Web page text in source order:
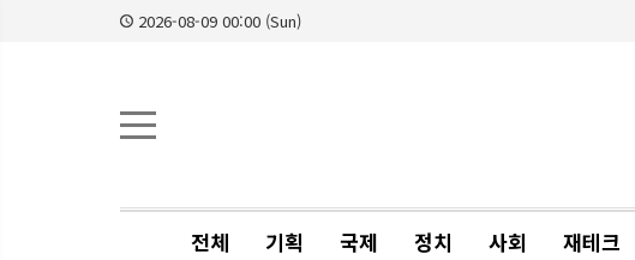
2026-08-09 00:00 (Sun)
전체 기획 국제 정치 사회 재테크